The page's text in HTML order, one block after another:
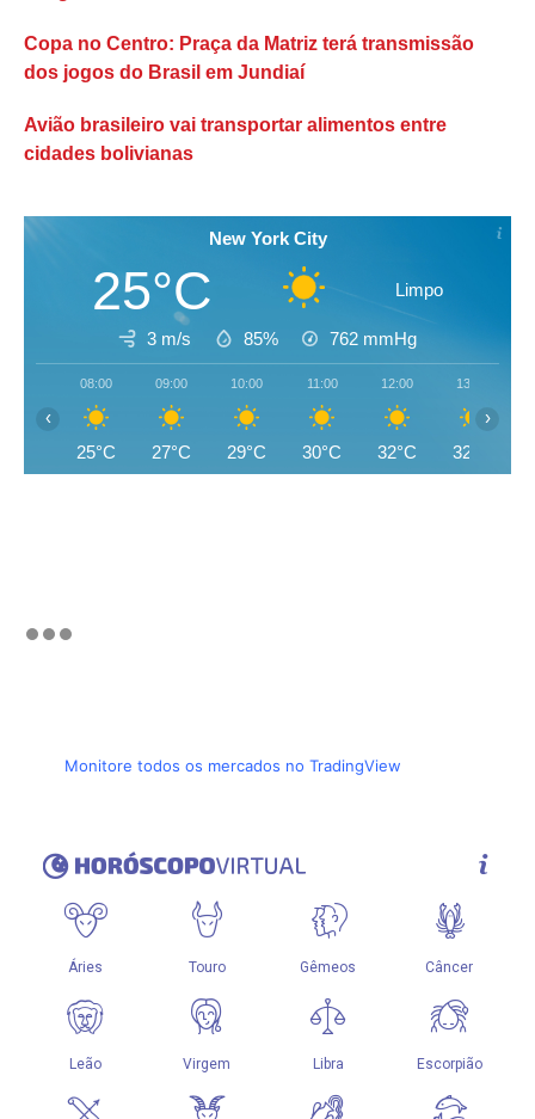
Copa no Centro: Praça da Matriz terá transmissão
dos jogos do Brasil em Jundiaí
Avião brasileiro vai transportar alimentos entre
cidades bolivianas
New York City
25°C Limpo
3 m/s 85% 762 mmHg
08:00
25°C
09:00
27°C
10:00
29°C
11:00
30°C
12:00
32°C
13:00
32°C
‹ ›
Monitore todos os mercados no TradingView